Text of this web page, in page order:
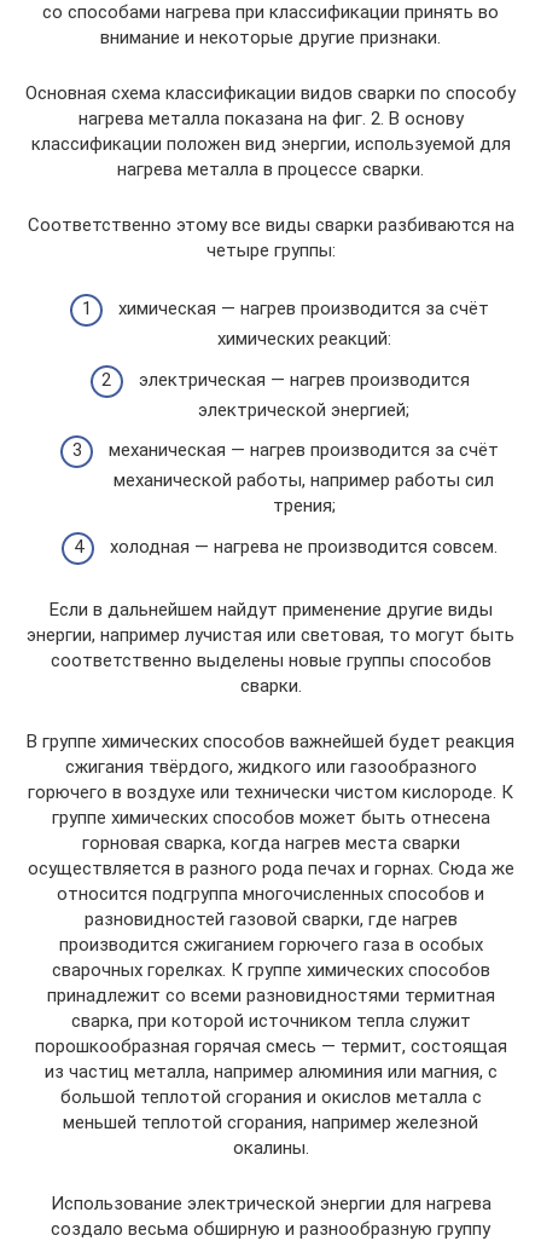
со способами нагрева при классификации принять во
внимание и некоторые другие признаки.
Основная схема классификации видов сварки по способу
нагрева металла показана на фиг. 2. В основу
классификации положен вид энергии, используемой для
нагрева металла в процессе сварки.
Соответственно этому все виды сварки разбиваются на
четыре группы:
химическая — нагрев производится за счёт
химических реакций:
электрическая — нагрев производится
электрической энергией;
механическая — нагрев производится за счёт
механической работы, например работы сил
трения;
холодная — нагрева не производится совсем.
Если в дальнейшем найдут применение другие виды
энергии, например лучистая или световая, то могут быть
соответственно выделены новые группы способов
сварки.
В группе химических способов важнейшей будет реакция
сжигания твёрдого, жидкого или газообразного
горючего в воздухе или технически чистом кислороде. К
группе химических способов может быть отнесена
горновая сварка, когда нагрев места сварки
осуществляется в разного рода печах и горнах. Сюда же
относится подгруппа многочисленных способов и
разновидностей газовой сварки, где нагрев
производится сжиганием горючего газа в особых
сварочных горелках. К группе химических способов
принадлежит со всеми разновидностями термитная
сварка, при которой источником тепла служит
порошкообразная горячая смесь — термит, состоящая
из частиц металла, например алюминия или магния, с
большой теплотой сгорания и окислов металла с
меньшей теплотой сгорания, например железной
окалины.
Использование электрической энергии для нагрева
создало весьма обширную и разнообразную группу